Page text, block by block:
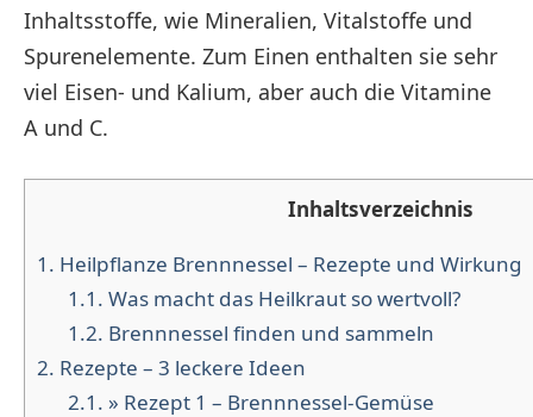
Inhaltsstoffe, wie Mineralien, Vitalstoffe und
Spurenelemente. Zum Einen enthalten sie sehr
viel Eisen- und Kalium, aber auch die Vitamine
A und C.
Inhaltsverzeichnis
1. Heilpflanze Brennnessel – Rezepte und Wirkung
1.1. Was macht das Heilkraut so wertvoll?
1.2. Brennnessel finden und sammeln
2. Rezepte – 3 leckere Ideen
2.1. » Rezept 1 – Brennnessel-Gemüse